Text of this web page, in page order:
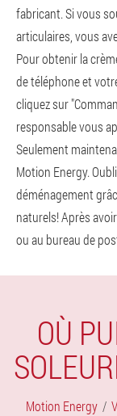
fabricant. Si vous
articulaires, vous
Pour obtenir la
de téléphone et
cliquez sur
responsable vous
Seulement
Motion Energy.
déménagement
naturels! Après
ou au bureau de
OÙ
Motion Energy